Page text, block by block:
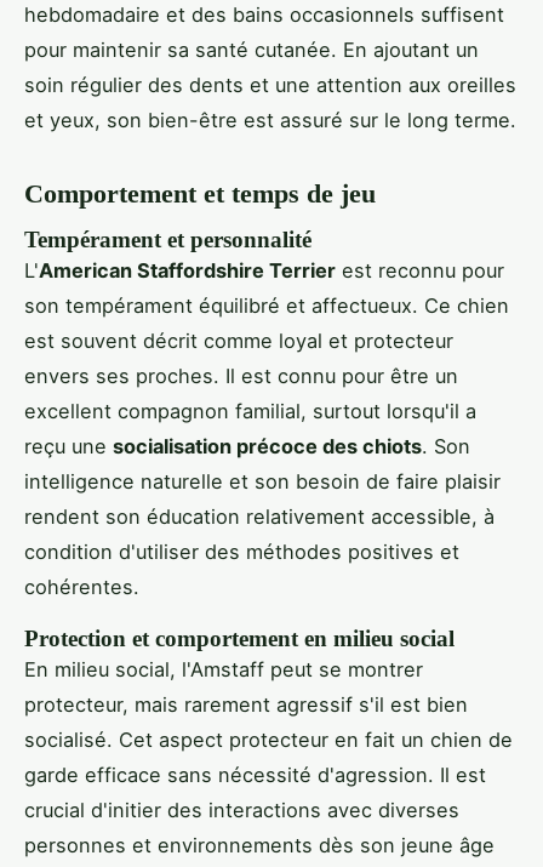
hebdomadaire et des bains occasionnels suffisent
pour maintenir sa santé cutanée. En ajoutant un
soin régulier des dents et une attention aux oreilles
et yeux, son bien-être est assuré sur le long terme.
Comportement et temps de jeu
Tempérament et personnalité
L'American Staffordshire Terrier est reconnu pour
son tempérament équilibré et affectueux. Ce chien
est souvent décrit comme loyal et protecteur
envers ses proches. Il est connu pour être un
excellent compagnon familial, surtout lorsqu'il a
reçu une socialisation précoce des chiots. Son
intelligence naturelle et son besoin de faire plaisir
rendent son éducation relativement accessible, à
condition d'utiliser des méthodes positives et
cohérentes.
Protection et comportement en milieu social
En milieu social, l'Amstaff peut se montrer
protecteur, mais rarement agressif s'il est bien
socialisé. Cet aspect protecteur en fait un chien de
garde efficace sans nécessité d'agression. Il est
crucial d'initier des interactions avec diverses
personnes et environnements dès son jeune âge